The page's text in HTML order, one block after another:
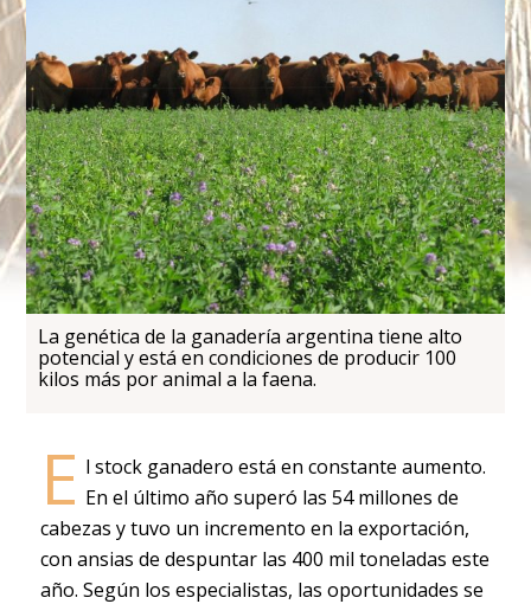
La genética de la ganadería argentina tiene alto
potencial y está en condiciones de producir 100
kilos más por animal a la faena.
E l stock ganadero está en constante aumento.
En el último año superó las 54 millones de
cabezas y tuvo un incremento en la exportación,
con ansias de despuntar las 400 mil toneladas este
año. Según los especialistas, las oportunidades se